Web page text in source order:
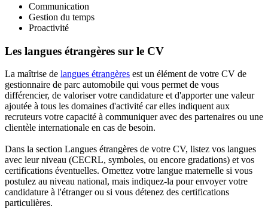
Communication
Gestion du temps
Proactivité
Les langues étrangères sur le CV
La maîtrise de langues étrangères est un élément de votre CV de
gestionnaire de parc automobile qui vous permet de vous
différencier, de valoriser votre candidature et d'apporter une valeur
ajoutée à tous les domaines d'activité car elles indiquent aux
recruteurs votre capacité à communiquer avec des partenaires ou une
clientèle internationale en cas de besoin.
Dans la section Langues étrangères de votre CV, listez vos langues
avec leur niveau (CECRL, symboles, ou encore gradations) et vos
certifications éventuelles. Omettez votre langue maternelle si vous
postulez au niveau national, mais indiquez-la pour envoyer votre
candidature à l'étranger ou si vous détenez des certifications
particulières.